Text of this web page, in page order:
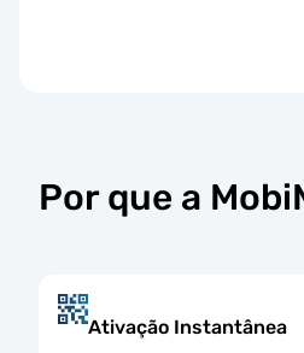
Por que a
Ativação Instantânea